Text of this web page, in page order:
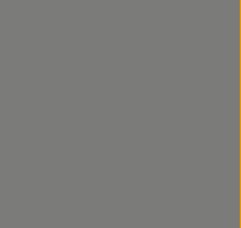
www.facebook.com/